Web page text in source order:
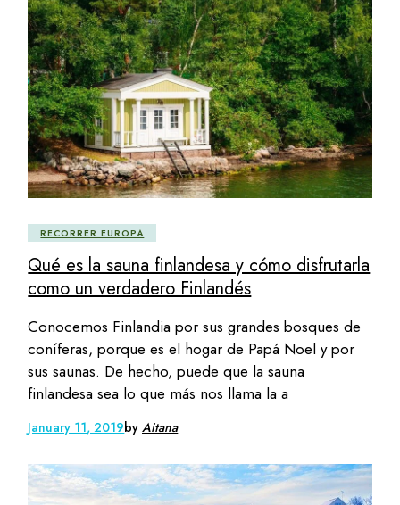
RECORRER EUROPA
Qué es la sauna finlandesa y cómo disfrutarla
como un verdadero Finlandés
Conocemos Finlandia por sus grandes bosques de
coníferas, porque es el hogar de Papá Noel y por
sus saunas. De hecho, puede que la sauna
finlandesa sea lo que más nos llama la a
January 11, 2019byAitana